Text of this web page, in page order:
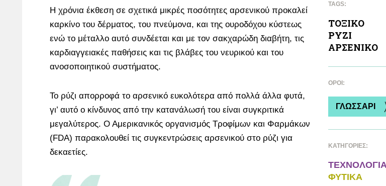
Η χρόνια έκθεση σε σχετικά μικρές ποσότητες αρσενικού προκαλεί
καρκίνο του δέρματος, του πνεύμονα, και της ουροδόχου κύστεως
ενώ το μέταλλο αυτό συνδέεται και με τον σακχαρώδη διαβήτη, τις
καρδιαγγειακές παθήσεις και τις βλάβες του νευρικού και του
ανοσοποιητικού συστήματος.
Το ρύζι απορροφά το αρσενικό ευκολότερα από πολλά άλλα φυτά,
γι’ αυτό ο κίνδυνος από την κατανάλωσή του είναι συγκριτικά
μεγαλύτερος. Ο Αμερικανικός οργανισμός Τροφίμων και Φαρμάκων
(FDA) παρακολουθεί τις συγκεντρώσεις αρσενικού στο ρύζι για
δεκαετίες.
TAGS:
ΤΟΞΙΚΟ
ΡΥΖΙ
ΑΡΣΕΝΙΚΟ
ΌΡΟΙ:
ΓΛΩΣΣΑΡΙ
ΚΑΤΗΓΟΡΙΕΣ:
ΦΥΤΙΚA